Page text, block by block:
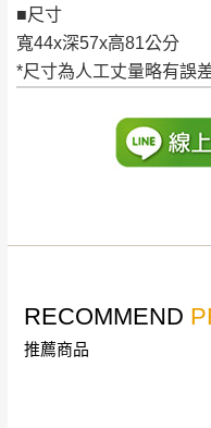
■尺寸
寬44x深57x高81公分
*尺寸為人工丈量略有誤
＊
到貨時間：指定
台北市、新北市地區
暫無配送地區
雄、屏東、宜蘭、 花蓮
發票寄送：
若您選擇三聯式或索
完成出貨15個工作天
退換貨說明：
皆由本站負責
包裝、廠商紙
RECOMMEND
推薦商品